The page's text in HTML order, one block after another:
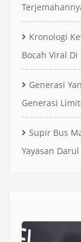
Kronologi
Bocah Viral Di
Generasi
Generasi
Supir Bus
Yayasan